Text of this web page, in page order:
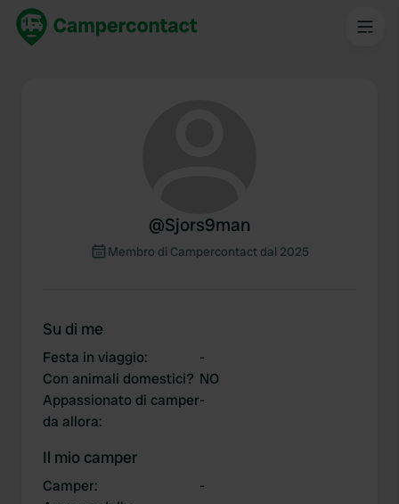
@Sjors9man
Membro di Campercontact dal 2025
Su di me
Festa in viaggio:
-
Con animali domestici? NO
Appassionato di camper
da allora:
-
Il mio camper
Camper:
-